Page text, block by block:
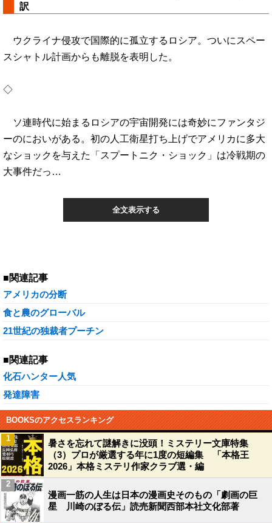
訳
ウクライナ侵攻で国際的に孤立するロシア。ついにスペー
スシャトル計画からも離脱を表明した。
◇
ソ連時代に始まるロシアの宇宙開発には奇妙にファンタジ
ーのにおいがある。初の人工衛星打ち上げでアメリカに多大
なショックを与えた「スプートニク・ショック」は冷戦期の
大事件だっ…
全文表示する
■関連記事
アメリカの分断
食と農のグローバル
21世紀の独裁者プーチン
■関連記事
化石ハンター人気
発達障害
BOOKSのアクセスランキング
暑さを忘れて謎解きに没頭！ミステリー文庫特集
（3）プロが厳選する年に1度の短編集 「本格王
2026」本格ミステリ作家クラブ選・編
1
漫画一筋の人生は日本の漫画史そのもの「劇画の巨
星 川崎のぼる伝」読売新聞西部本社文化部著
2